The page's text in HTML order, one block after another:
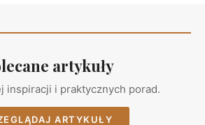
artykuły
inspiracji i praktycznych porad.
ARTYKUŁY